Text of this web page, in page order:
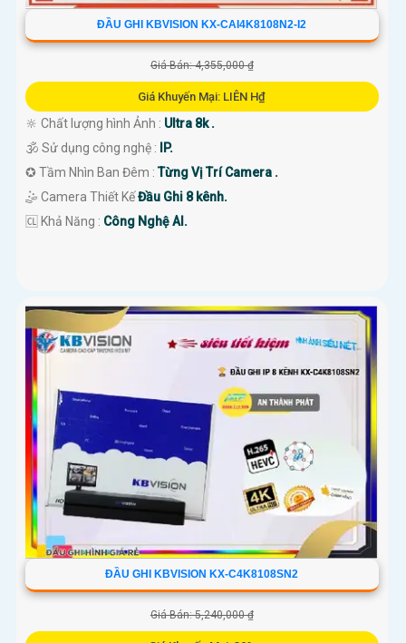
ĐẦU GHI KBVISION KX-CAI4K8108N2-I2
Giá Bán: 4,355,000 ₫
Giá Khuyến Mại: LIÊN H₫
🔆 Chất lượng hình Ảnh : Ultra 8k .
🕉️ Sử dụng công nghệ :
IP.
✪ Tầm Nhìn Ban Đêm :Từng Vị Trí Camera .
🤹 Camera Thiết KếĐầu Ghi 8 kênh.
️🆑 Khả Năng : Công Nghệ AI.
ĐẦU GHI KBVISION KX-C4K8108SN2
Giá Bán: 5,240,000 ₫